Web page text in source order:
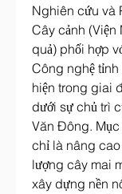
Nghiên cứu và
Cây cảnh
quả) phối hợp
Công nghệ
hiện trong giai
dưới sự chủ trì
Văn Đông.
chỉ là nâng
lượng cây mai
xây dựng nền